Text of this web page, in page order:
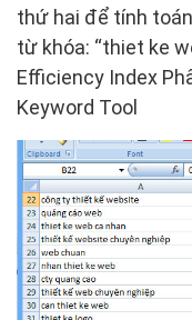
thứ hai để tính
từ khóa: “thiet ke
Efficiency Index
Keyword Tool